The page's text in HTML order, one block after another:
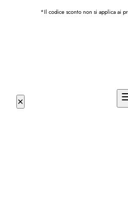
×
*Il codice sconto non si applica ai